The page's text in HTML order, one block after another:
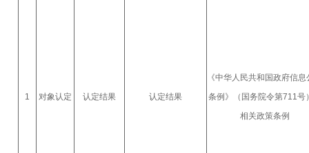
1 对象认定 认定结果 认定结果
《中华人民共和国政府信息
条例》（国务院令第711号
相关政策条例